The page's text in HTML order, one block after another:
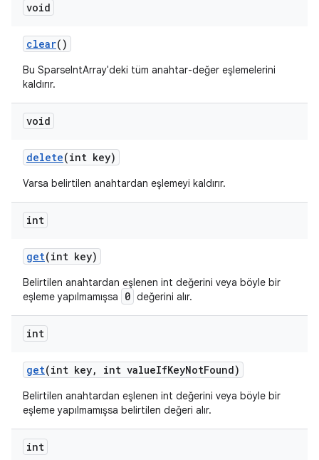
void
clear()
Bu SparseIntArray'deki tüm anahtar-değer eşlemelerini
kaldırır.
void
delete(int key)
Varsa belirtilen anahtardan eşlemeyi kaldırır.
int
get(int key)
Belirtilen anahtardan eşlenen int değerini veya böyle bir
eşleme yapılmamışsa
0 değerini alır.
int
get(int key, int valueIfKeyNotFound)
Belirtilen anahtardan eşlenen int değerini veya böyle bir
eşleme yapılmamışsa belirtilen değeri alır.
int